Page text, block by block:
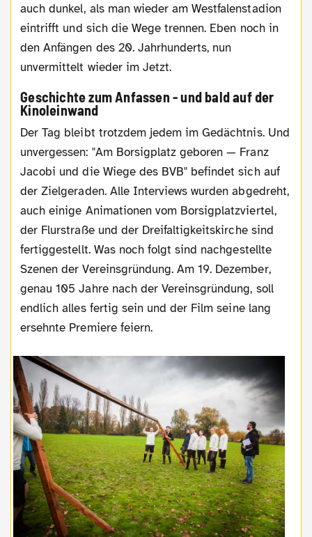
auch dunkel, als man wieder am Westfalenstadion
eintrifft und sich die Wege trennen. Eben noch in
den Anfängen des 20. Jahrhunderts, nun
unvermittelt wieder im Jetzt.
Geschichte zum Anfassen - und bald auf der
Kinoleinwand
Der Tag bleibt trotzdem jedem im Gedächtnis. Und
unvergessen: "Am Borsigplatz geboren — Franz
Jacobi und die Wiege des BVB" befindet sich auf
der Zielgeraden. Alle Interviews wurden abgedreht,
auch einige Animationen vom Borsigplatzviertel,
der Flurstraße und der Dreifaltigkeitskirche sind
fertiggestellt. Was noch folgt sind nachgestellte
Szenen der Vereinsgründung. Am 19. Dezember,
genau 105 Jahre nach der Vereinsgründung, soll
endlich alles fertig sein und der Film seine lang
ersehnte Premiere feiern.